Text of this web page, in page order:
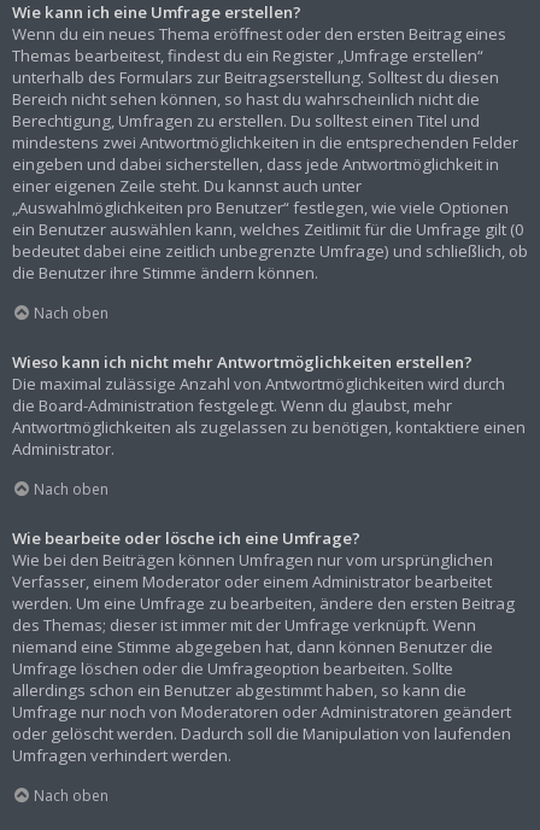
Wie kann ich eine Umfrage erstellen?
Wenn du ein neues Thema eröffnest oder den ersten Beitrag eines
Themas bearbeitest, findest du ein Register „Umfrage erstellen“
unterhalb des Formulars zur Beitragserstellung. Solltest du diesen
Bereich nicht sehen können, so hast du wahrscheinlich nicht die
Berechtigung, Umfragen zu erstellen. Du solltest einen Titel und
mindestens zwei Antwortmöglichkeiten in die entsprechenden Felder
eingeben und dabei sicherstellen, dass jede Antwortmöglichkeit in
einer eigenen Zeile steht. Du kannst auch unter
„Auswahlmöglichkeiten pro Benutzer“ festlegen, wie viele Optionen
ein Benutzer auswählen kann, welches Zeitlimit für die Umfrage gilt (0
bedeutet dabei eine zeitlich unbegrenzte Umfrage) und schließlich, ob
die Benutzer ihre Stimme ändern können.
Nach oben
Wieso kann ich nicht mehr Antwortmöglichkeiten erstellen?
Die maximal zulässige Anzahl von Antwortmöglichkeiten wird durch
die Board-Administration festgelegt. Wenn du glaubst, mehr
Antwortmöglichkeiten als zugelassen zu benötigen, kontaktiere einen
Administrator.
Nach oben
Wie bearbeite oder lösche ich eine Umfrage?
Wie bei den Beiträgen können Umfragen nur vom ursprünglichen
Verfasser, einem Moderator oder einem Administrator bearbeitet
werden. Um eine Umfrage zu bearbeiten, ändere den ersten Beitrag
des Themas; dieser ist immer mit der Umfrage verknüpft. Wenn
niemand eine Stimme abgegeben hat, dann können Benutzer die
Umfrage löschen oder die Umfrageoption bearbeiten. Sollte
allerdings schon ein Benutzer abgestimmt haben, so kann die
Umfrage nur noch von Moderatoren oder Administratoren geändert
oder gelöscht werden. Dadurch soll die Manipulation von laufenden
Umfragen verhindert werden.
Nach oben